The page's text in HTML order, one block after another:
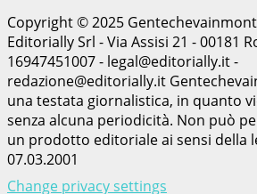
Copyright © 2025
Editorially Srl - Via Assisi 21 - 00181
16947451007 - legal@editorially.it -
redazione@editorially.it
una testata giornalistica, in quanto
senza alcuna periodicità. Non può
un prodotto editoriale ai sensi della
07.03.2001
Change privacy settings